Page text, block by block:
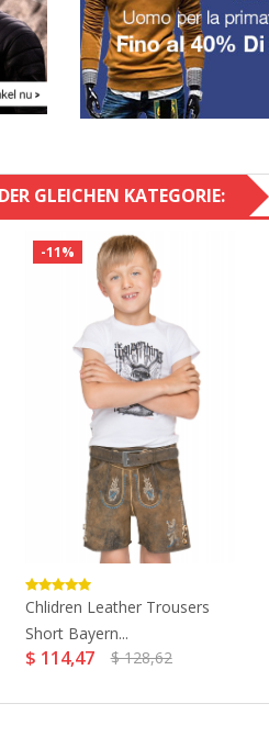
GLEICHEN KATEGORIE:
-11%
Chlidren Leather Trousers
Short Bayern...
$ 114,47 $ 128,62